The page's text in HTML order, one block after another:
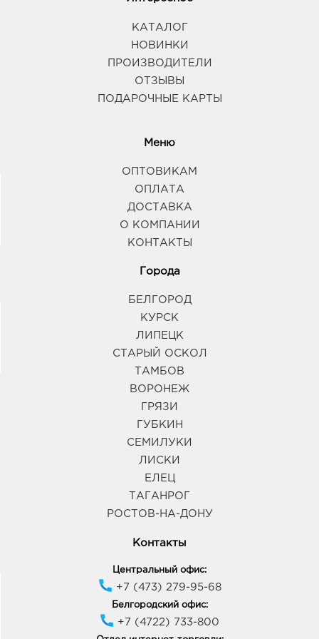
КАТАЛОГ
НОВИНКИ
ПРОИЗВОДИТЕЛИ
ОТЗЫВЫ
ПОДАРОЧНЫЕ КАРТЫ
Меню
ОПТОВИКАМ
ОПЛАТА
ДОСТАВКА
О КОМПАНИИ
КОНТАКТЫ
Города
БЕЛГОРОД
КУРСК
ЛИПЕЦК
СТАРЫЙ ОСКОЛ
ТАМБОВ
ВОРОНЕЖ
ГРЯЗИ
ГУБКИН
СЕМИЛУКИ
ЛИСКИ
ЕЛЕЦ
ТАГАНРОГ
РОСТОВ-НА-ДОНУ
Контакты
Центральный офис:
+7 (473) 279-95-68
Белгородский офис:
+7 (4722) 733-800